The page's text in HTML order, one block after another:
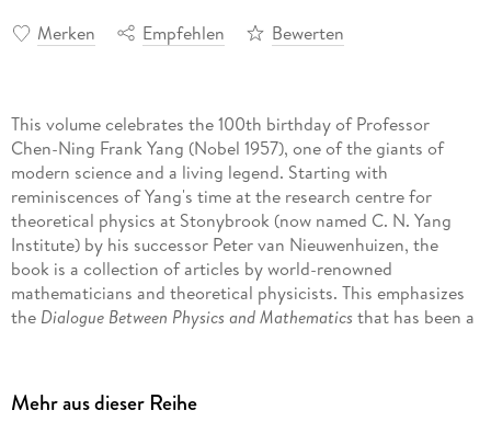
Merken Empfehlen Bewerten
This volume celebrates the 100th birthday of Professor
Chen-Ning Frank Yang (Nobel 1957), one of the giants of
modern science and a living legend. Starting with
reminiscences of Yang's time at the research centre for
theoretical physics at Stonybrook (now named C. N. Yang
Institute) by his successor Peter van Nieuwenhuizen, the
book is a collection of articles by world-renowned
mathematicians and theoretical physicists. This emphasizes
the Dialogue Between Physics and Mathematics that has been a
Fittingly, the contributions to this volume range from
Mehr aus dieser Reihe